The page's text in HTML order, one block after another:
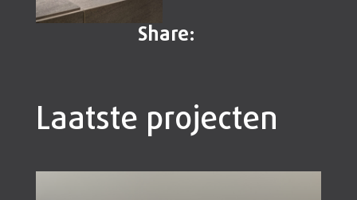
Share:
Laatste projecten